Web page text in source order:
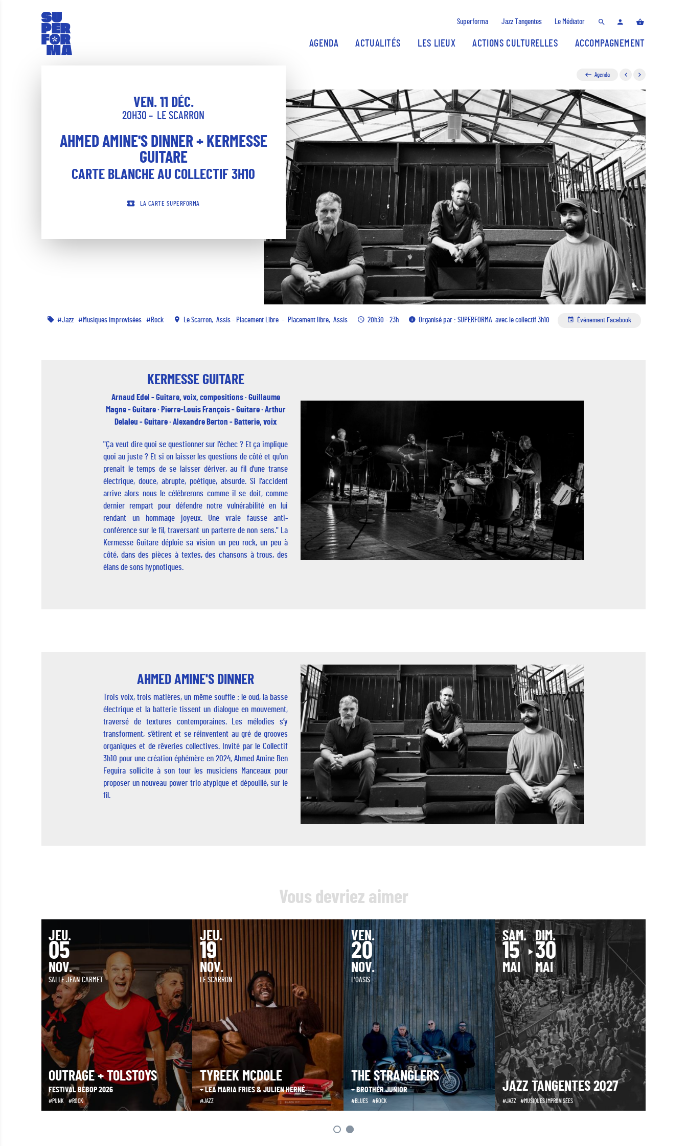
Superforma Jazz Tangentes Le Médiator
AGENDA ACTUALITÉS LES LIEUX ACTIONS CULTURELLES ACCOMPAGNEMENT
Agenda
VEN. 11 DÉC.
20H30 LE SCARRON
AHMED AMINE'S DINNER + KERMESSE
GUITARE
CARTE BLANCHE AU COLLECTIF 3H10
LA CARTE SUPERFORMA
Jazz Musiques improvisées Rock Le Scarron Assis - Placement Libre Placement libre Assis 20h30 - 23h Organisé par : SUPERFORMA avec le collectif 3h10 Événement Facebook
KERMESSE GUITARE
Arnaud Edel - Guitare, voix, compositions · Guillaume
Magne - Guitare · Pierre-Louis François - Guitare · Arthur
Delaleu - Guitare · Alexandre Berton - Batterie, voix
"Ça veut dire quoi se questionner sur l'échec ? Et ça implique
quoi au juste ? Et si on laisser les questions de côté et qu'on
prenait le temps de se laisser dériver, au fil d'une transe
électrique, douce, abrupte, poétique, absurde. Si l'accident
arrive alors nous le célébrerons comme il se doit, comme
dernier rempart pour défendre notre vulnérabilité en lui
rendant un hommage joyeux. Une vraie fausse anti-
conférence sur le fil, traversant un parterre de non sens." La
Kermesse Guitare déploie sa vision un peu rock, un peu à
côté, dans des pièces à textes, des chansons à trous, des
élans de sons hypnotiques.
AHMED AMINE'S DINNER
Trois voix, trois matières, un même souffle : le oud, la basse
électrique et la batterie tissent un dialogue en mouvement,
traversé de textures contemporaines. Les mélodies s’y
transforment, s’étirent et se réinventent au gré de grooves
organiques et de rêveries collectives. Invité par le Collectif
3h10 pour une création éphémère en 2024, Ahmed Amine Ben
Feguira sollicite à son tour les musiciens Manceaux pour
proposer un nouveau power trio atypique et dépouillé, sur le
fil.
Vous devriez aimer
JEU.
05
NOV.
SALLE JEAN CARMET
OUTRAGE + TOLSTOYS
FESTIVAL BEBOP 2026
PUNK ROCK
JEU.
19
NOV.
LE SCARRON
TYREEK MCDOLE
+ LEA MARIA FRIES & JULIEN HERNÉ
JAZZ
VEN.
20
NOV.
L'OASIS
THE STRANGLERS
+ BROTHER JUNIOR
BLUES ROCK
SAM.
15
MAI
DIM.
30
MAI
JAZZ TANGENTES 2027
JAZZ MUSIQUES IMPROVISÉES